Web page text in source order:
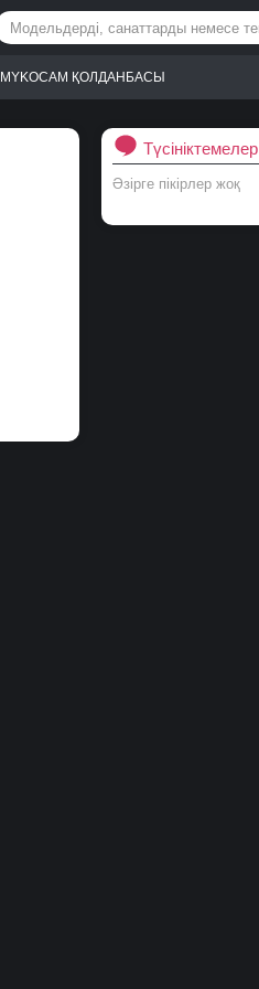
MYKOCAM ҚОЛДАНБАСЫ
Түсініктемелер
Әзірге пікірлер жоқ